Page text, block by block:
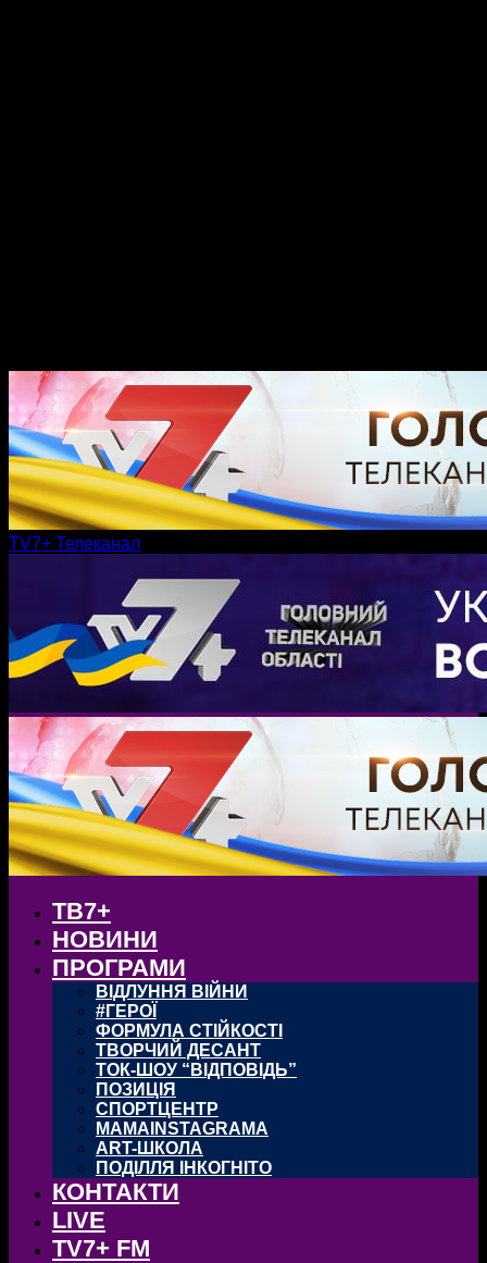
TV7+ Телеканал
ТВ7+
НОВИНИ
ПРОГРАМИ
ВІДЛУННЯ ВІЙНИ
#ГЕРОЇ
ФОРМУЛА СТІЙКОСТІ
ТВОРЧИЙ ДЕСАНТ
ТОК-ШОУ “ВІДПОВІДЬ”
ПОЗИЦІЯ
СПОРТЦЕНТР
MAMAINSTAGRAMA
ART-ШКОЛА
ПОДІЛЛЯ ІНКОГНІТО
КОНТАКТИ
LIVE
TV7+ FM